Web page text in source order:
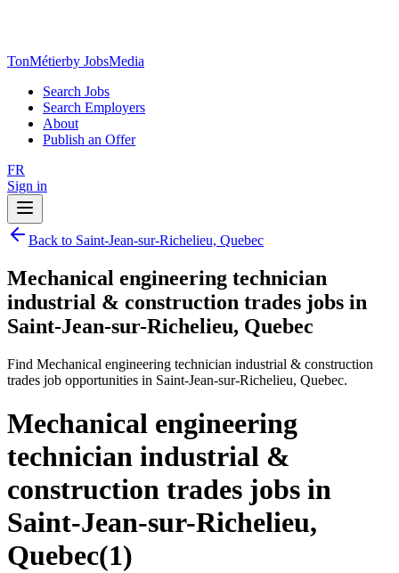
TonMétierby JobsMedia
Search Jobs
Search Employers
About
Publish an Offer
FR
Sign in
Back to Saint-Jean-sur-Richelieu, Quebec
Mechanical engineering technician
industrial & construction trades jobs in
Saint-Jean-sur-Richelieu, Quebec
Find Mechanical engineering technician industrial & construction
trades job opportunities in Saint-Jean-sur-Richelieu, Quebec.
Mechanical engineering
technician industrial &
construction trades jobs in
Saint-Jean-sur-Richelieu,
Quebec(1)